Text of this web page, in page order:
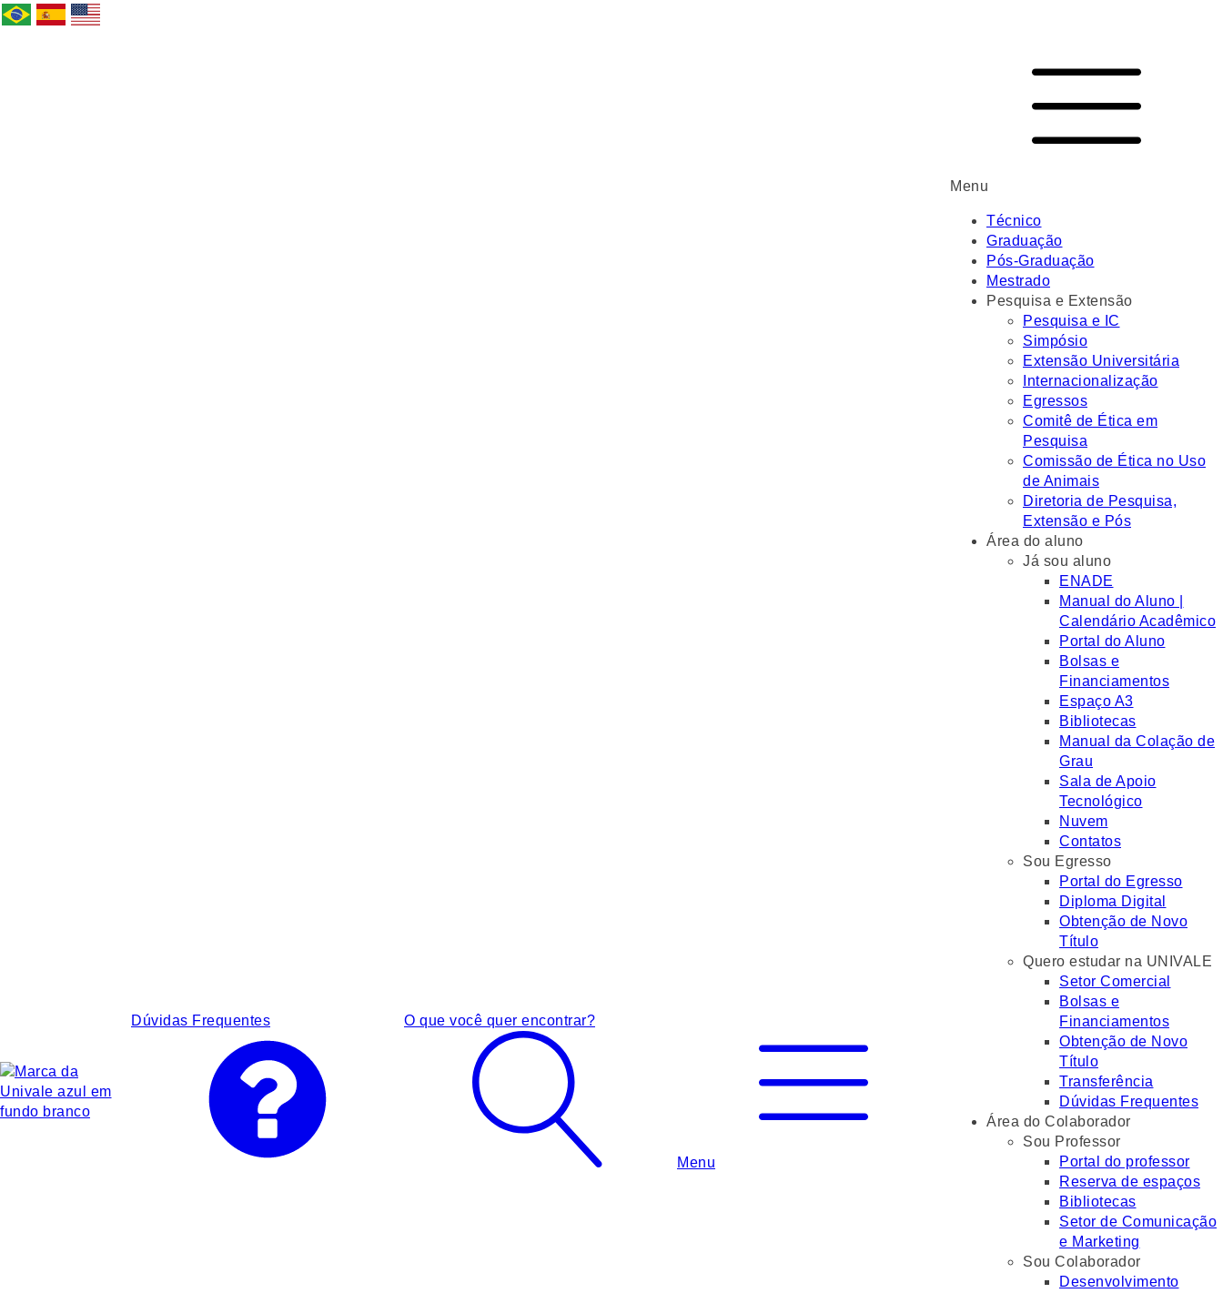
Dúvidas Frequentes O que você quer encontrar?
Menu
Menu
Técnico
Graduação
Pós-Graduação
Mestrado
Pesquisa e Extensão
Pesquisa e IC
Simpósio
Extensão Universitária
Internacionalização
Egressos
Comitê de Ética em
Pesquisa
Comissão de Ética no Uso
de Animais
Diretoria de Pesquisa,
Extensão e Pós
Área do aluno
Já sou aluno
ENADE
Manual do Aluno |
Calendário Acadêmico
Portal do Aluno
Bolsas e
Financiamentos
Espaço A3
Bibliotecas
Manual da Colação de
Grau
Sala de Apoio
Tecnológico
Nuvem
Contatos
Sou Egresso
Portal do Egresso
Diploma Digital
Obtenção de Novo
Título
Quero estudar na UNIVALE
Setor Comercial
Bolsas e
Financiamentos
Obtenção de Novo
Título
Transferência
Dúvidas Frequentes
Área do Colaborador
Sou Professor
Portal do professor
Reserva de espaços
Bibliotecas
Setor de Comunicação
e Marketing
Sou Colaborador
Desenvolvimento